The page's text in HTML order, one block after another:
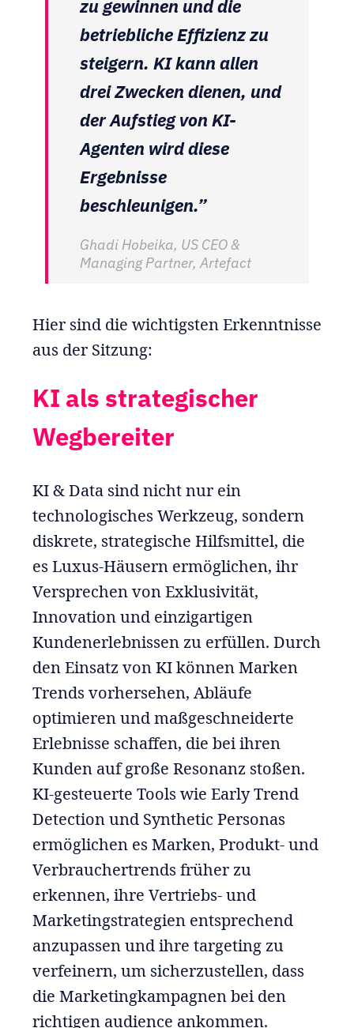
zu gewinnen und die
betriebliche Effizienz zu
steigern. KI kann allen
drei Zwecken dienen, und
der Aufstieg von KI-
Agenten wird diese
Ergebnisse
beschleunigen.”
Ghadi Hobeika, US CEO &
Managing Partner, Artefact
Hier sind die wichtigsten Erkenntnisse
aus der Sitzung:
KI als strategischer
Wegbereiter
KI & Data sind nicht nur ein
technologisches Werkzeug, sondern
diskrete, strategische Hilfsmittel, die
es Luxus-Häusern ermöglichen, ihr
Versprechen von Exklusivität,
Innovation und einzigartigen
Kundenerlebnissen zu erfüllen. Durch
den Einsatz von KI können Marken
Trends vorhersehen, Abläufe
optimieren und maßgeschneiderte
Erlebnisse schaffen, die bei ihren
Kunden auf große Resonanz stoßen.
KI-gesteuerte Tools wie Early Trend
Detection und Synthetic Personas
ermöglichen es Marken, Produkt- und
Verbrauchertrends früher zu
erkennen, ihre Vertriebs- und
Marketingstrategien entsprechend
anzupassen und ihre targeting zu
verfeinern, um sicherzustellen, dass
die Marketingkampagnen bei den
richtigen audience ankommen.